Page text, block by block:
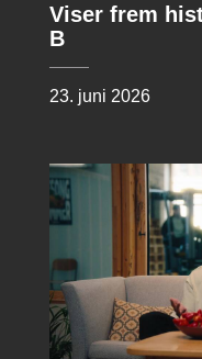
Viser frem
B
23. juni 2026